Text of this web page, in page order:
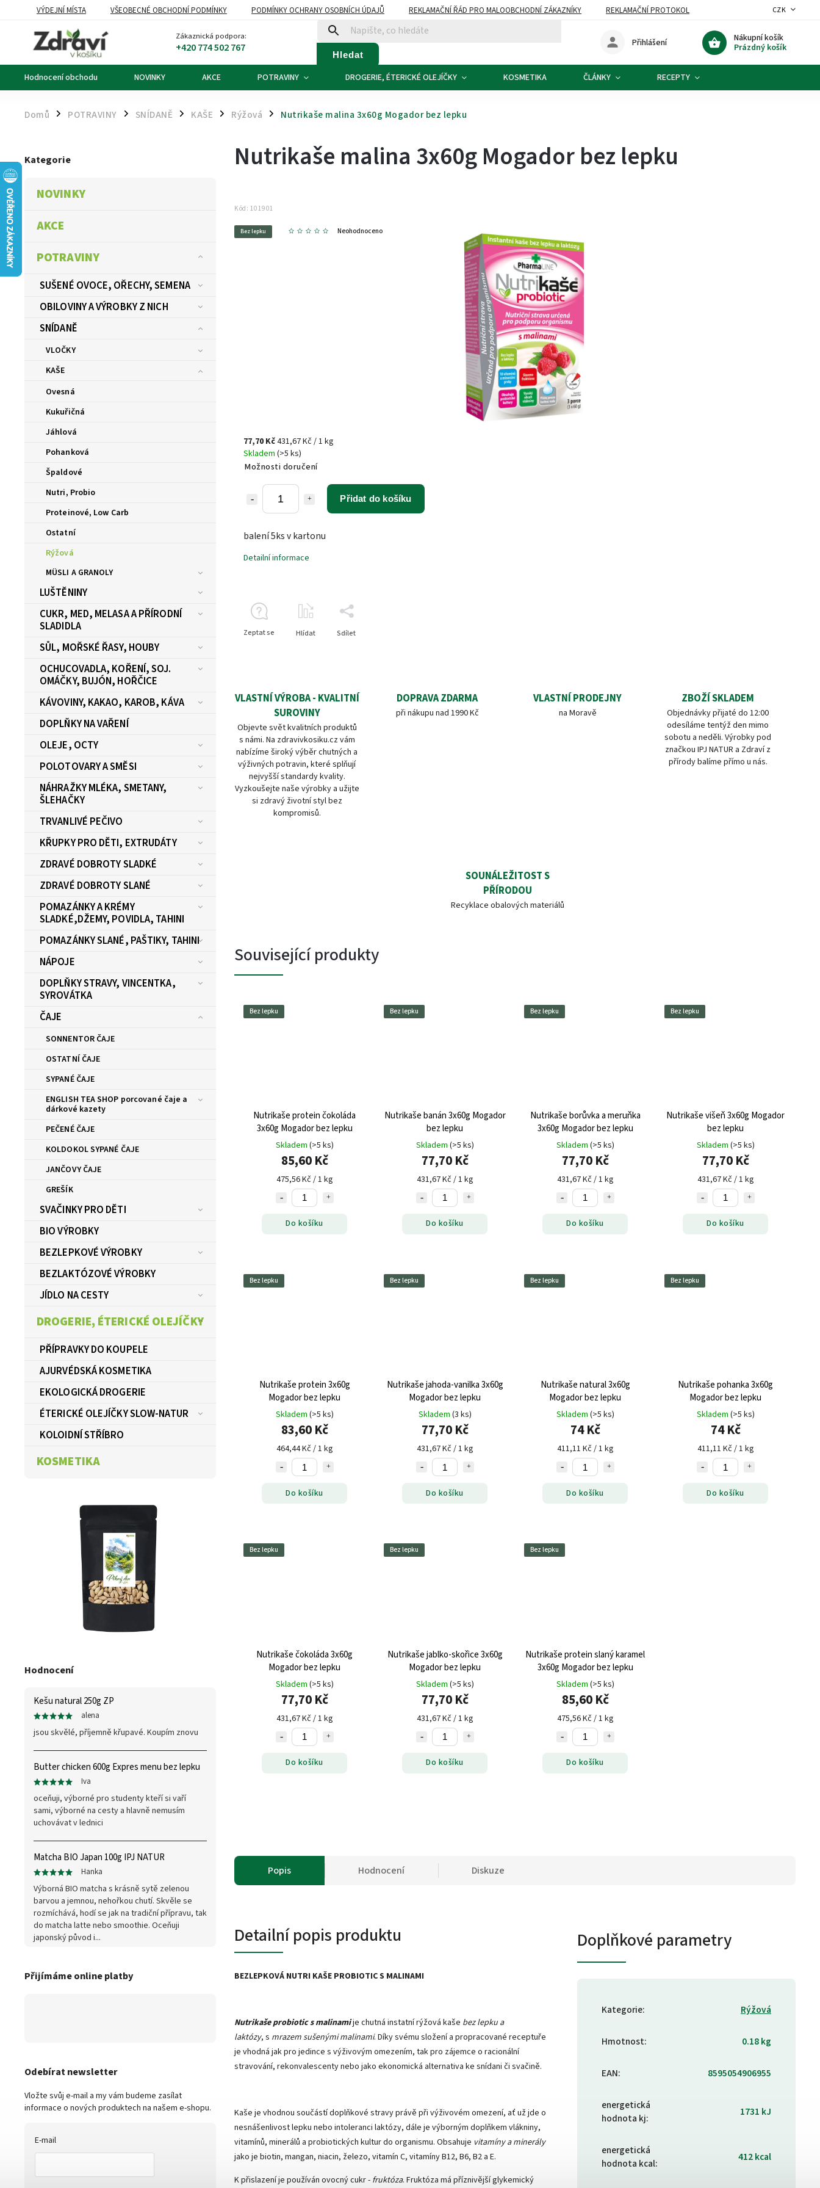
VÝDEJNÍ MÍSTA VŠEOBECNÉ OBCHODNÍ PODMÍNKY PODMÍNKY OCHRANY OSOBNÍCH ÚDAJŮ REKLAMAČNÍ ŘÁD PRO MALOOBCHODNÍ ZÁKAZNÍKY
REKLAMAČNÍ PROTOKOL
OZNÁMENÍ O ODSTOUPENÍ OD KUPNÍ SMLOUVY
KONTAKTY
CZK
Zákaznická podpora:
+420 774 502 767 Hledat
Nákupní košík
Prázdný košík
Přihlášení
Hodnocení obchodu NOVINKY AKCE POTRAVINY DROGERIE, ÉTERICKÉ OLEJÍČKY KOSMETIKA ČLÁNKY RECEPTY
Domů / POTRAVINY / SNÍDANĚ / KAŠE / Rýžová / Nutrikaše malina 3x60g Mogador bez lepku
Kategorie
NOVINKY
AKCE
POTRAVINY
SUŠENÉ OVOCE, OŘECHY, SEMENA
OBILOVINY A VÝROBKY Z NICH
SNÍDANĚ
VLOČKY
KAŠE
Ovesná
Kukuřičná
Jáhlová
Pohanková
Špaldové
Nutri, Probio
Proteinové, Low Carb
Ostatní
Rýžová
MÜSLI A GRANOLY
LUŠTĚNINY
CUKR, MED, MELASA A PŘÍRODNÍ
SLADIDLA
SŮL, MOŘSKÉ ŘASY, HOUBY
OCHUCOVADLA, KOŘENÍ, SOJ.
OMÁČKY, BUJÓN, HOŘČICE
KÁVOVINY, KAKAO, KAROB, KÁVA
DOPLŇKY NA VAŘENÍ
OLEJE, OCTY
POLOTOVARY A SMĚSI
NÁHRAŽKY MLÉKA, SMETANY,
ŠLEHAČKY
TRVANLIVÉ PEČIVO
KŘUPKY PRO DĚTI, EXTRUDÁTY
ZDRAVÉ DOBROTY SLADKÉ
ZDRAVÉ DOBROTY SLANÉ
POMAZÁNKY A KRÉMY
SLADKÉ,DŽEMY, POVIDLA, TAHINI
POMAZÁNKY SLANÉ, PAŠTIKY, TAHINI
NÁPOJE
DOPLŇKY STRAVY, VINCENTKA,
SYROVÁTKA
ČAJE
SONNENTOR ČAJE
OSTATNÍ ČAJE
SYPANÉ ČAJE
ENGLISH TEA SHOP porcované čaje a
dárkové kazety
PEČENÉ ČAJE
KOLDOKOL SYPANÉ ČAJE
JANČOVY ČAJE
GREŠÍK
SVAČINKY PRO DĚTI
BIO VÝROBKY
BEZLEPKOVÉ VÝROBKY
BEZLAKTÓZOVÉ VÝROBKY
JÍDLO NA CESTY
DROGERIE, ÉTERICKÉ OLEJÍČKY
PŘÍPRAVKY DO KOUPELE
AJURVÉDSKÁ KOSMETIKA
EKOLOGICKÁ DROGERIE
ÉTERICKÉ OLEJÍČKY SLOW-NATUR
KOLOIDNÍ STŘÍBRO
KOSMETIKA
Hodnocení
Kešu natural 250g ZP
alena
jsou skvělé, příjemně křupavé. Koupím znovu
Butter chicken 600g Expres menu bez lepku
Iva
oceňuji, výborné pro studenty kteří si vaří
sami, výborné na cesty a hlavně nemusím
uchovávat v lednici
Matcha BIO Japan 100g IPJ NATUR
Hanka
Výborná BIO matcha s krásně sytě zelenou
barvou a jemnou, nehořkou chutí. Skvěle se
rozmíchává, hodí se jak na tradiční přípravu, tak
do matcha latte nebo smoothie. Oceňuji
japonský původ i...
Přijímáme online platby
Odebírat newsletter
Vložte svůj e-mail a my vám budeme zasílat
informace o nových produktech na našem e-shopu.
E-mail
Nutrikaše malina 3x60g Mogador bez lepku
Kód: 101901
Bez lepku Neohodnoceno
77,70 Kč431,67 Kč / 1 kg
Skladem (>5 ks)
Možnosti doručení
Přidat do košíku
balení 5ks v kartonu
Detailní informace
Zeptat se Hlídat Sdílet
VLASTNÍ VÝROBA - KVALITNÍ
SUROVINY
Objevte svět kvalitních produktů
s námi. Na zdravivkosiku.cz vám
nabízíme široký výběr chutných a
výživných potravin, které splňují
nejvyšší standardy kvality.
Vyzkoušejte naše výrobky a užijte
si zdravý životní styl bez
kompromisů.
DOPRAVA ZDARMA
při nákupu nad 1990 Kč
VLASTNÍ PRODEJNY
na Moravě
ZBOŽÍ SKLADEM
Objednávky přijaté do 12:00
odesíláme tentýž den mimo
sobotu a neděli. Výrobky pod
značkou IPJ NATUR a Zdraví z
přírody balíme přímo u nás.
SOUNÁLEŽITOST S
PŘÍRODOU
Recyklace obalových materiálů
Související produkty
Bez lepku
Nutrikaše protein čokoláda
3x60g Mogador bez lepku
Skladem (>5 ks)
85,60 Kč
475,56 Kč / 1 kg
Do košíku
Bez lepku
Nutrikaše banán 3x60g Mogador
bez lepku
Skladem (>5 ks)
77,70 Kč
431,67 Kč / 1 kg
Do košíku
Bez lepku
Nutrikaše borůvka a meruňka
3x60g Mogador bez lepku
Skladem (>5 ks)
77,70 Kč
431,67 Kč / 1 kg
Do košíku
Bez lepku
Nutrikaše višeň 3x60g Mogador
bez lepku
Skladem (>5 ks)
77,70 Kč
431,67 Kč / 1 kg
Do košíku
Bez lepku
Nutrikaše protein 3x60g
Mogador bez lepku
Skladem (>5 ks)
83,60 Kč
464,44 Kč / 1 kg
Do košíku
Bez lepku
Nutrikaše jahoda-vanilka 3x60g
Mogador bez lepku
Skladem (3 ks)
77,70 Kč
431,67 Kč / 1 kg
Do košíku
Bez lepku
Nutrikaše natural 3x60g
Mogador bez lepku
Skladem (>5 ks)
74 Kč
411,11 Kč / 1 kg
Do košíku
Bez lepku
Nutrikaše pohanka 3x60g
Mogador bez lepku
Skladem (>5 ks)
74 Kč
411,11 Kč / 1 kg
Do košíku
Bez lepku
Nutrikaše čokoláda 3x60g
Mogador bez lepku
Skladem (>5 ks)
77,70 Kč
431,67 Kč / 1 kg
Do košíku
Bez lepku
Nutrikaše jablko-skořice 3x60g
Mogador bez lepku
Skladem (>5 ks)
77,70 Kč
431,67 Kč / 1 kg
Do košíku
Bez lepku
Nutrikaše protein slaný karamel
3x60g Mogador bez lepku
Skladem (>5 ks)
85,60 Kč
475,56 Kč / 1 kg
Do košíku
Popis Hodnocení Diskuze
Detailní popis produktu
BEZLEPKOVÁ NUTRI KAŠE PROBIOTIC S MALINAMI
Nutrikaše probiotic s malinamije chutná instatní rýžová kaše bez lepku a
laktózy, s mrazem sušenými malinami. Díky svému složení a propracované receptuře
je vhodná jak pro jedince s výživovým omezením, tak pro zájemce o racionální
stravování, rekonvalescenty nebo jako ekonomická alternativa ke snídani či svačině.
Kaše je vhodnou součástí doplňkové stravy právě při výživovém omezení, ať už jde o
nesnášenlivost lepku nebo intoleranci laktózy, dále je výborným doplňkem vlákniny,
vitamínů, minerálů a probiotických kultur do organismu. Obsahuje vitamíny a minerály
jako je biotin, mangan, niacin, železo, vitamín C, vitamíny B12, B6, B2 a E.
K přislazení je používán ovocný cukr - fruktóza. Fruktóza má příznivější glykemický
Doplňkové parametry
Kategorie: Rýžová
Hmotnost: 0.18 kg
EAN: 8595054906955
energetická
hodnota kj: 1731 kJ
energetická
hodnota kcal: 412 kcal